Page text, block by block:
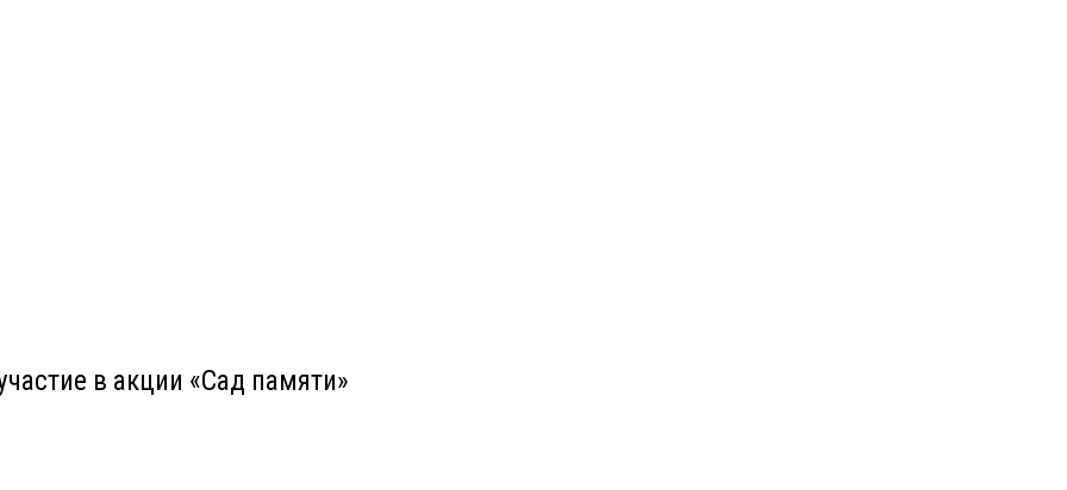
в акции «Сад памяти»